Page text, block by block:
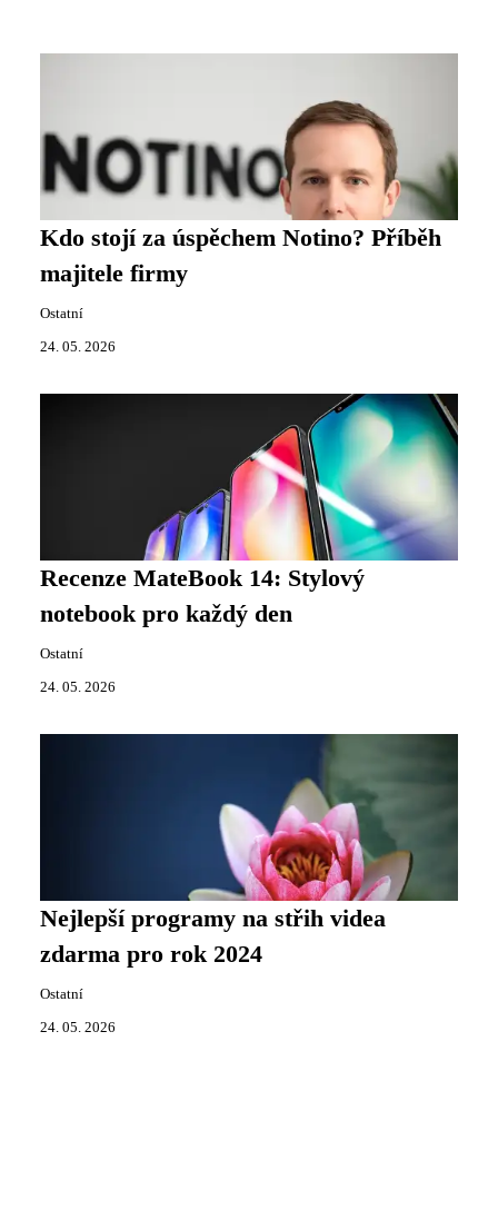
Kdo stojí za úspěchem Notino? Příběh
majitele firmy
Ostatní
24. 05. 2026
Recenze MateBook 14: Stylový
notebook pro každý den
Ostatní
24. 05. 2026
Nejlepší programy na střih videa
zdarma pro rok 2024
Ostatní
24. 05. 2026